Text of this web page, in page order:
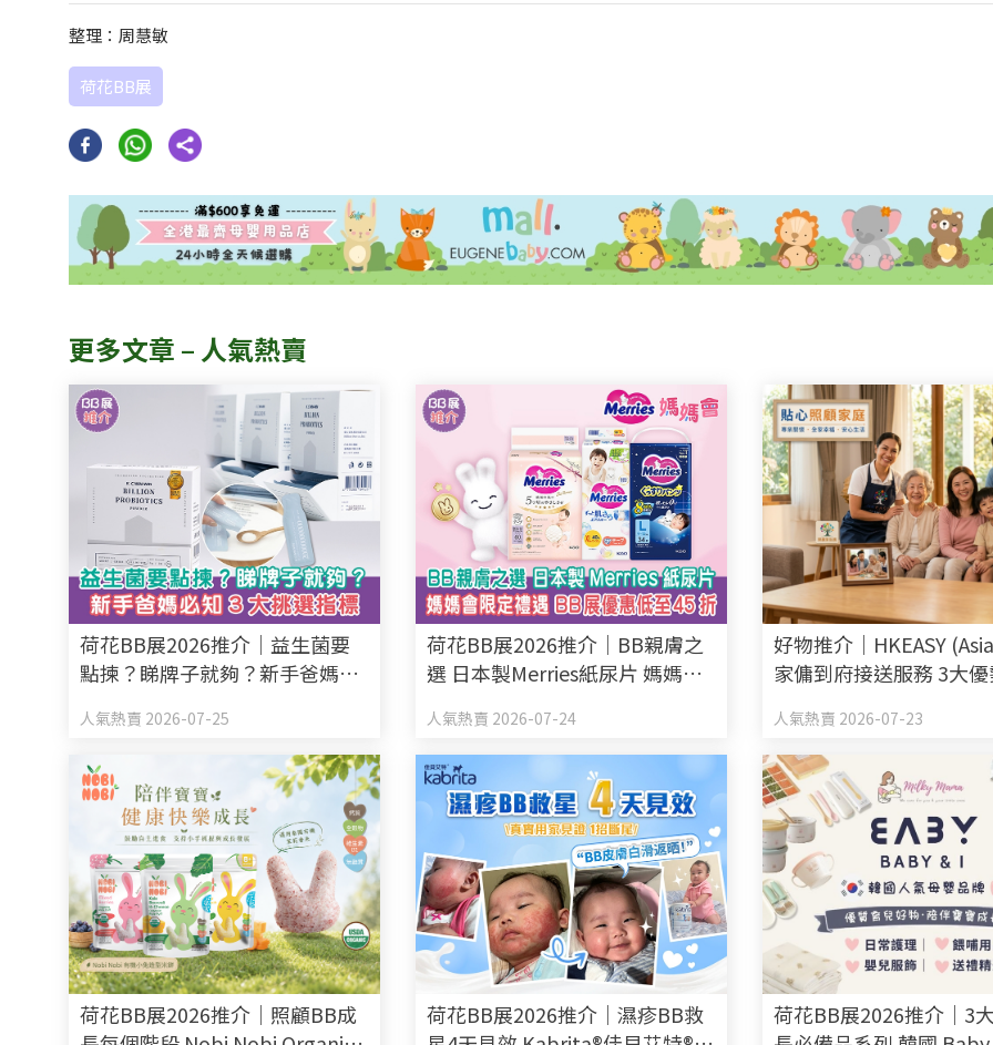
整理：周慧敏
荷花BB展
更多文章 – 人氣熱賣
荷花BB展2026推介｜益生菌要
點揀？睇牌子就夠？新手爸媽必
人氣熱賣 2026-07-25
荷花BB展2026推介｜BB親膚之
選 日本製Merries紙尿片 媽媽會
人氣熱賣 2026-07-24
好物推介｜HKEASY
家傭到府接送服務 3大
人氣熱賣 2026-07-23
荷花BB展2026推介｜照顧BB成
荷花BB展2026推介｜濕疹BB救
荷花BB展2026推介｜3